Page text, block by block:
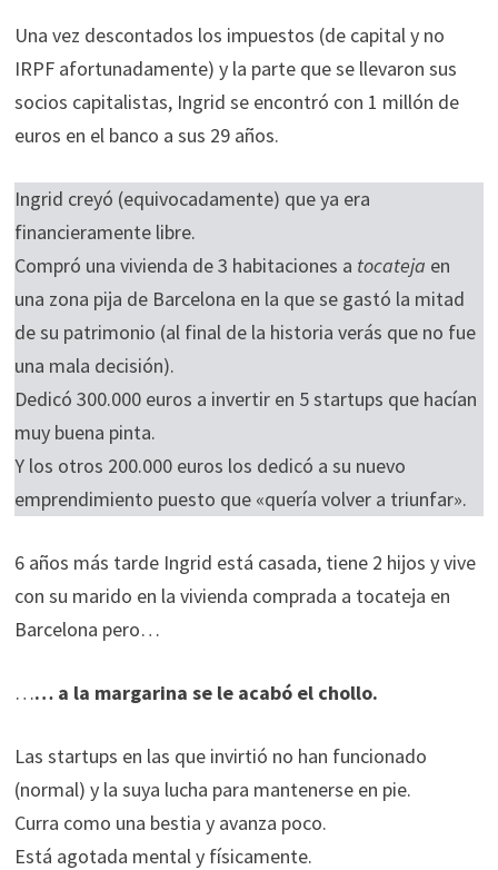
Una vez descontados los impuestos (de capital y no
IRPF afortunadamente) y la parte que se llevaron sus
socios capitalistas, Ingrid se encontró con 1 millón de
euros en el banco a sus 29 años.
Ingrid creyó (equivocadamente) que ya era
financieramente libre.
Compró una vivienda de 3 habitaciones a tocateja en
una zona pija de Barcelona en la que se gastó la mitad
de su patrimonio (al final de la historia verás que no fue
una mala decisión).
Dedicó 300.000 euros a invertir en 5 startups que hacían
muy buena pinta.
Y los otros 200.000 euros los dedicó a su nuevo
emprendimiento puesto que «quería volver a triunfar».
6 años más tarde Ingrid está casada, tiene 2 hijos y vive
con su marido en la vivienda comprada a tocateja en
Barcelona pero…
…… a la margarina se le acabó el chollo.
Las startups en las que invirtió no han funcionado
(normal) y la suya lucha para mantenerse en pie.
Curra como una bestia y avanza poco.
Está agotada mental y físicamente.